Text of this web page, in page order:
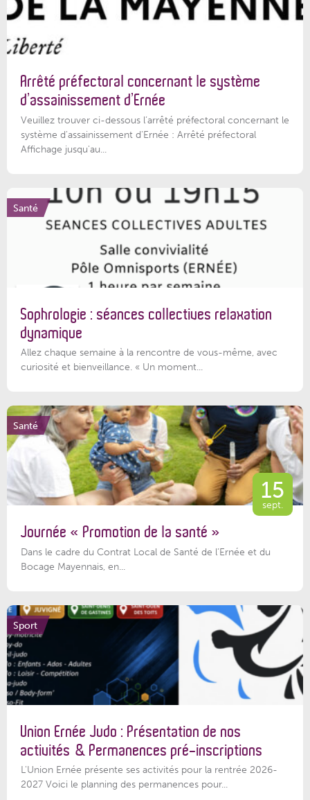
Arrêté préfectoral concernant le système
d’assainissement d’Ernée
Veuillez trouver ci-dessous l’arrêté préfectoral concernant le
système d'assainissement d'Ernée : Arrêté préfectoral
Affichage jusqu'au...
Santé
Sophrologie : séances collectives relaxation
dynamique
Allez chaque semaine à la rencontre de vous-même, avec
curiosité et bienveillance. « Un moment...
Santé
15
sept.
Journée « Promotion de la santé »
Dans le cadre du Contrat Local de Santé de l’Ernée et du
Bocage Mayennais, en...
Sport
Union Ernée Judo : Présentation de nos
activités & Permanences pré-inscriptions
L'Union Ernée présente ses activités pour la rentrée 2026-
2027 Voici le planning des permanences pour...